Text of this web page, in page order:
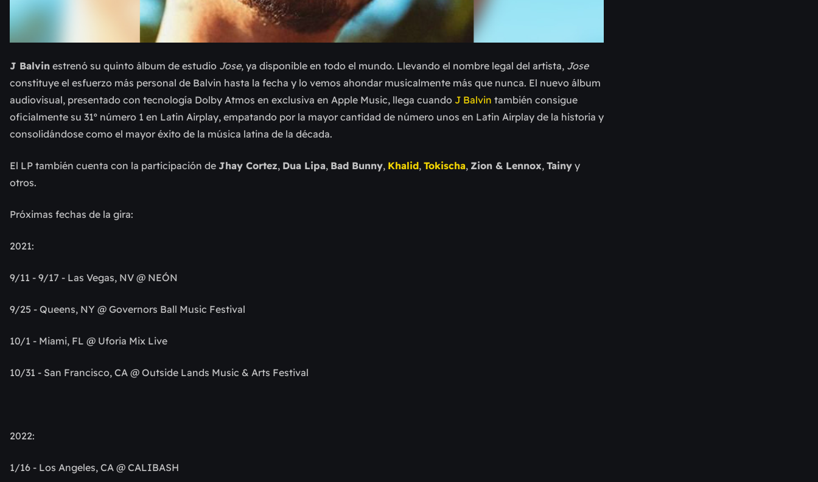
J Balvin estrenó su quinto álbum de estudio Jose, ya disponible en todo el mundo. Llevando el nombre legal del artista, Jose
constituye el esfuerzo más personal de Balvin hasta la fecha y lo vemos ahondar musicalmente más que nunca. El nuevo álbum
audiovisual, presentado con tecnología Dolby Atmos en exclusiva en Apple Music, llega cuando J Balvin también consigue
oficialmente su 31º número 1 en Latin Airplay, empatando por la mayor cantidad de número unos en Latin Airplay de la historia y
consolidándose como el mayor éxito de la música latina de la década.
El LP también cuenta con la participación de Jhay Cortez, Dua Lipa, Bad Bunny, Khalid, Tokischa, Zion & Lennox, Tainy y
otros.
Próximas fechas de la gira:
2021:
9/11 - 9/17 - Las Vegas, NV @ NEÓN
9/25 - Queens, NY @ Governors Ball Music Festival
10/1 - Miami, FL @ Uforia Mix Live
10/31 - San Francisco, CA @ Outside Lands Music & Arts Festival
2022:
1/16 - Los Angeles, CA @ CALIBASH